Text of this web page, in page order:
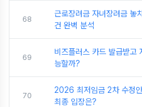
68
근로장려금 자녀장려금
건 완벽 분석
69
비즈플러스 카드 발급받고
능할까?
70
2026 최저임금 2차 수정
최종 입장은?